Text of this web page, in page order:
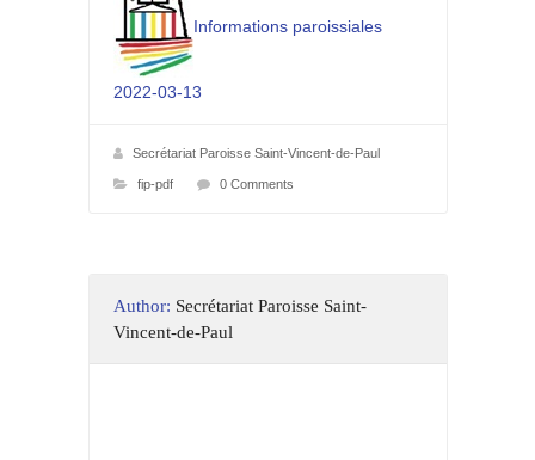
Informations paroissiales
2022-03-13
Secrétariat Paroisse Saint-Vincent-de-Paul
fip-pdf 0 Comments
Author: Secrétariat Paroisse Saint-
Vincent-de-Paul